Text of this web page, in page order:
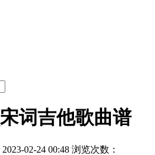
词吉他歌曲谱
02-24 00:48 浏览次数：